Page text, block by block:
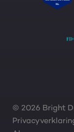
© 2026 Bright